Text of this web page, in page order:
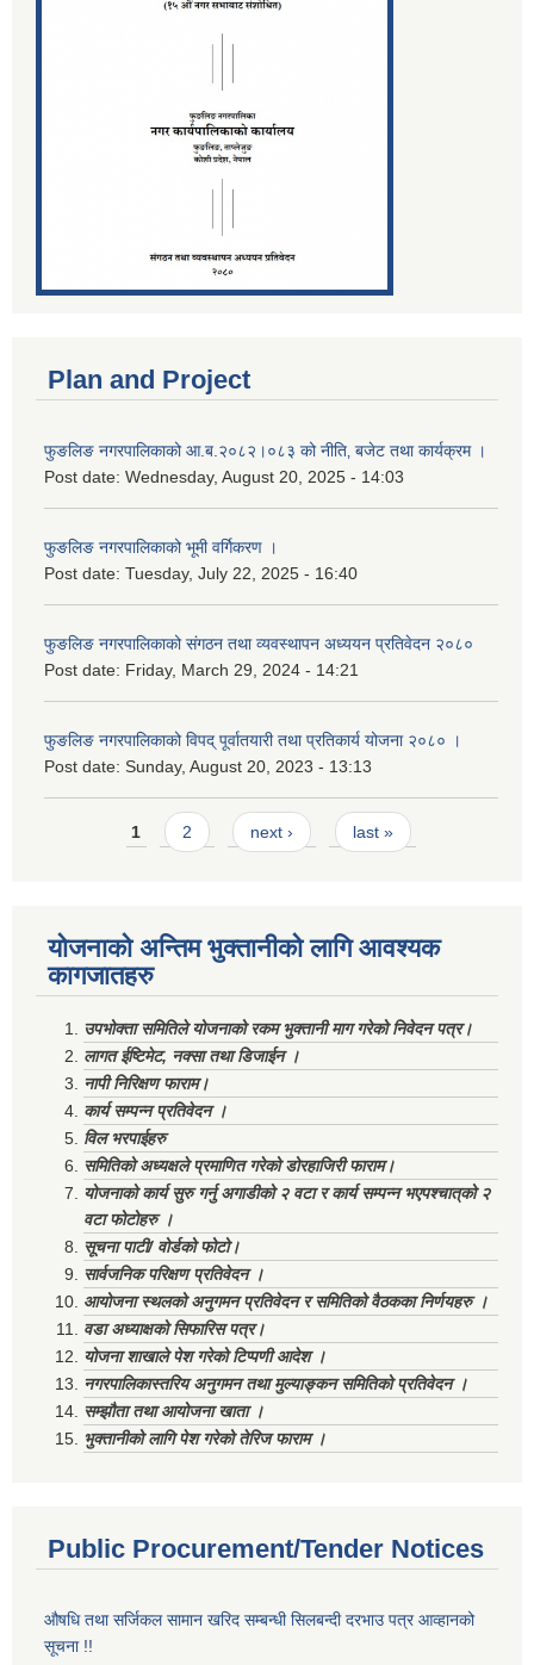
Plan and Project
फुङलिङ नगरपालिकाको आ.ब.२०८२।०८३ को नीति‚ बजेट तथा कार्यक्रम ।
Post date: Wednesday, August 20, 2025 - 14:03
फुङलिङ नगरपालिकाको भूमी वर्गिकरण ।
Post date: Tuesday, July 22, 2025 - 16:40
फुङलिङ नगरपालिकाको संगठन तथा व्यवस्थापन अध्ययन प्रतिवेदन २०८०
Post date: Friday, March 29, 2024 - 14:21
फुङलिङ नगरपालिकाको विपद् पूर्वातयारी तथा प्रतिकार्य योजना २०८० ।
Post date: Sunday, August 20, 2023 - 13:13
Pages1 2 next › last »
योजनाको अन्तिम भुक्तानीको लागि आवश्यक
कागजातहरु
उपभोक्ता समितिले योजनाको रकम भुक्तानी माग गरेको निवेदन पत्र।
लागत ईष्टिमेट, नक्सा तथा डिजाईन ।
नापी निरिक्षण फाराम।
कार्य सम्पन्न प्रतिवेदन ।
विल भरपाईहरु
समितिको अध्यक्षले प्रमाणित गरेको डोरहाजिरी फाराम।
योजनाको कार्य सुरु गर्नु अगाडीको २ वटा र कार्य सम्पन्न भएपश्चात्‌को २
वटा फोटोहरु ।
सूचना पाटी/ वोर्डको फोटो।
सार्वजनिक परिक्षण प्रतिवेदन ।
आयोजना स्थलको अनुगमन प्रतिवेदन र समितिको वैठकका निर्णयहरु ।
वडा अध्याक्षको सिफारिस पत्र।
योजना शाखाले पेश गरेको टिप्पणी आदेश ।
नगरपालिकास्तरिय अनुगमन तथा मुल्याङ्कन समितिको प्रतिवेदन ।
सम्झौता तथा आयोजना खाता ।
भुक्तानीको लागि पेश गरेको तेरिज फाराम ।
Public Procurement/Tender Notices
औषधि तथा सर्जिकल सामान खरिद सम्बन्धी सिलबन्दी दरभाउ पत्र आव्हानको
सूचना !!